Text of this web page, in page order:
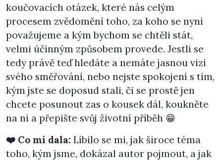
koučovacích otázek, které nás celým
procesem zvědomění toho, za koho se nyní
považujeme a kým bychom se chtěli stát,
velmi účinným způsobem provede. Jestli se
tedy právě teď hledáte a nemáte jasnou vizi
svého směřování, nebo nejste spokojení s tím,
kým jste se doposud stali, či se prostě jen
chcete posunout zas o kousek dál, koukněte
na ni a přepište svůj životní příběh 😁
❤️ Co mi dala: Líbilo se mi, jak široce téma
toho, kým jsme, dokázal autor pojmout, a jak